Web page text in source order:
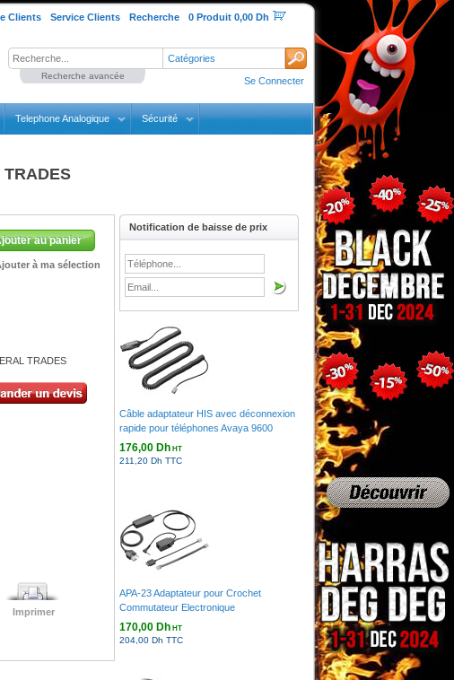
Clients Service Clients Recherche 0 Produit 0,00 Dh
Catégories
Recherche avancée Se Connecter
Telephone Analogique Sécurité
au panier
à ma sélection
TRADES
Imprimer
Notification de baisse de prix
Câble adaptateur HIS avec déconnexion
rapide pour téléphones Avaya 9600
176,00 DhHT
211,20 Dh TTC
APA-23 Adaptateur pour Crochet
Commutateur Electronique
170,00 DhHT
204,00 Dh TTC